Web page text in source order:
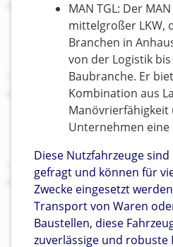
MAN TGL: Der
mittelgroßer LKW,
Branchen in
von der Logistik
Baubranche. Er
Kombination aus
Manövrierfähigkeit
Unternehmen eine
Diese Nutzfahrzeuge
gefragt und können für
Zwecke eingesetzt
Transport von Waren
Baustellen, diese
zuverlässige und robuste